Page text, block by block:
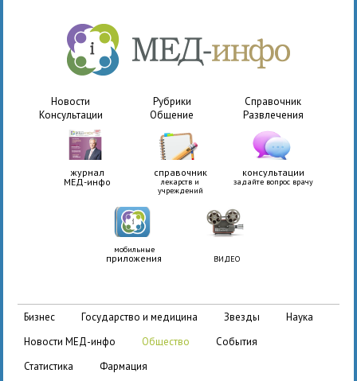
Новости Рубрики
Справочник
Консультации
Общение Развлечения
журнал
МЕД-инфо
справочник
лекарств и
учреждений
консультации
задайте вопрос врачу
мобильные
приложения ВИДЕО
бизнес государство и медицина звезды
наука
новости МЕД-инфо
общество
события
статистика
фармация